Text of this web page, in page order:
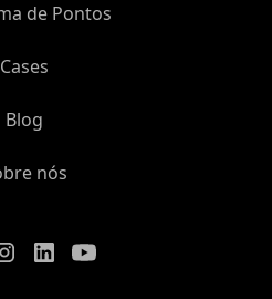
de Pontos
Cases
Blog
nós